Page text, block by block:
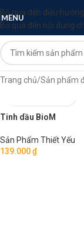
Bỏ qua đến điều hướng
Bỏ qua đến nội dung
MENU
Trang chủ Sản phẩm
Tinh dầu BioM
Sản Phẩm Thiết Yếu
139.000₫